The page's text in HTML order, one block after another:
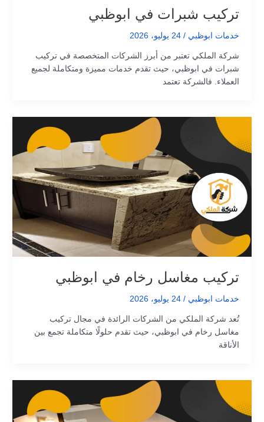
تركيب شبرات في ابوظبي
خدمات ابوظبي / 24 يوليو، 2026
شركة الملكي تعتبر من أبرز الشركات المتخصصة في تركيب
شبرات في ابوظبي، حيث تقدم خدمات مميزة ومتكاملة لجميع
العملاء. فالشركة تعتمد
تركيب مغاسل رخام في ابوظبي
خدمات ابوظبي / 24 يوليو، 2026
تُعد شركة الملكي من الشركات الرائدة في مجال تركيب
مغاسل رخام في ابوظبي، حيث تقدم حلولًا متكاملة تجمع بين
الأناقة